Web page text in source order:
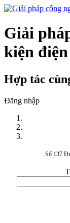
Giải
kiện
Hợp tác
Đăng nhập
Số 137